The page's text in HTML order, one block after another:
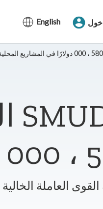
English
القوى العاملة